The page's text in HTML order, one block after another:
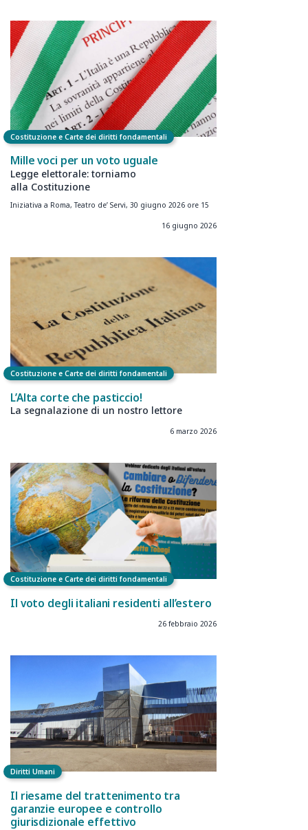
Costituzione e Carte dei diritti fondamentali
Mille voci per un voto uguale
Legge elettorale: torniamo
alla Costituzione
Iniziativa a Roma, Teatro de’ Servi, 30 giugno 2026 ore 15
16 giugno 2026
Costituzione e Carte dei diritti fondamentali
L’Alta corte che pasticcio!
La segnalazione di un nostro lettore
6 marzo 2026
Costituzione e Carte dei diritti fondamentali
Il voto degli italiani residenti all’estero
26 febbraio 2026
Diritti Umani
Il riesame del trattenimento tra
garanzie europee e controllo
giurisdizionale effettivo